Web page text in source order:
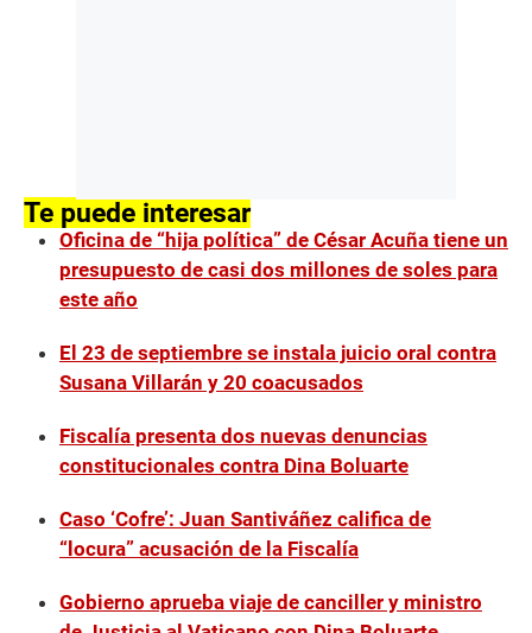
Te puede interesar
Oficina de “hija política” de César Acuña tiene un
presupuesto de casi dos millones de soles para
este año
El 23 de septiembre se instala juicio oral contra
Susana Villarán y 20 coacusados
Fiscalía presenta dos nuevas denuncias
constitucionales contra Dina Boluarte
Caso ‘Cofre’: Juan Santiváñez califica de
“locura” acusación de la Fiscalía
Gobierno aprueba viaje de canciller y ministro